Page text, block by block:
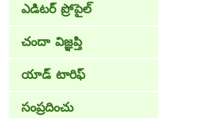
ఎడిటర్ ప్రోపైల్
చందా విజ్ఞప్తి
యాడ్ టారిఫ్
సంప్రదించు